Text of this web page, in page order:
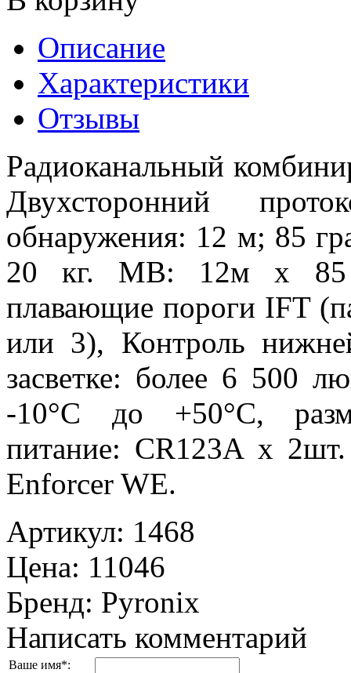
Описание
Характеристики
Отзывы
Радиоканальный
Двухсторонний
обнаружения: 12 м; 85
20 кг. МВ: 12м х 85
плавающие пороги IFT
или 3), Контроль
засветке: более 6 500
-10°C до +50°C,
питание: CR123A х
Enforcer WE.
Артикул: 1468
Цена: 11046
Бренд: Pyronix
Написать комментарий
Ваше имя*: